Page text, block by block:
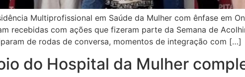
Multiprofissional em Saúde da Mulher com ênfase em
recebidas com ações que fizeram parte da Semana de
de rodas de conversa, momentos de integração com […]
do Hospital da Mulher